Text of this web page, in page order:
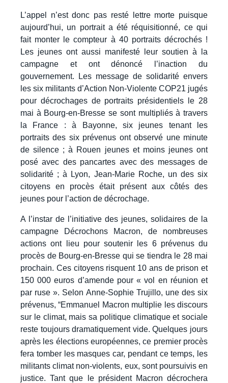
L’appel n’est donc pas resté lettre morte puisque
aujourd’hui, un portrait a été réquisitionné, ce qui
fait monter le compteur à 40 portraits décrochés !
Les jeunes ont aussi manifesté leur soutien à la
campagne et ont dénoncé l’inaction du
gouvernement. Les message de solidarité envers
les six militants d’Action Non-Violente COP21 jugés
pour décrochages de portraits présidentiels le 28
mai à Bourg-en-Bresse se sont multipliés à travers
la France : à Bayonne, six jeunes tenant les
portraits des six prévenus ont observé une minute
de silence ; à Rouen jeunes et moins jeunes ont
posé avec des pancartes avec des messages de
solidarité ; à Lyon, Jean-Marie Roche, un des six
citoyens en procès était présent aux côtés des
jeunes pour l’action de décrochage.
A l’instar de l’initiative des jeunes, solidaires de la
campagne Décrochons Macron, de nombreuses
actions ont lieu pour soutenir les 6 prévenus du
procès de Bourg-en-Bresse qui se tiendra le 28 mai
prochain. Ces citoyens risquent 10 ans de prison et
150 000 euros d’amende pour « vol en réunion et
par ruse ». Selon Anne-Sophie Trujillo, une des six
prévenus, “Emmanuel Macron multiplie les discours
sur le climat, mais sa politique climatique et sociale
reste toujours dramatiquement vide. Quelques jours
après les élections européennes, ce premier procès
fera tomber les masques car, pendant ce temps, les
militants climat non-violents, eux, sont poursuivis en
justice. Tant que le président Macron décrochera